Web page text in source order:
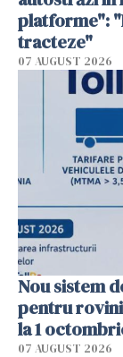
platforme":
tracteze"
07 AUGUST 2026
Nou sistem
pentru
la 1
07 AUGUST 2026